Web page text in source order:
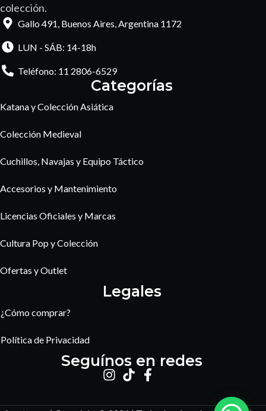
colección.
Gallo 491, Buenos Aires, Argentina 1172
LUN - SÁB: 14-18h
Teléfono: 11 2806-6529
Categorías
Katana y Colección Asiática
Colección Medieval
Cuchillos, Navajas y Equipo Táctico
Accesorios y Mantenimiento
Licencias Oficiales y Marcas
Cultura Pop y Colección
Ofertas y Outlet
Legales
¿Cómo comprar?
Política de Privacidad
Seguínos en redes